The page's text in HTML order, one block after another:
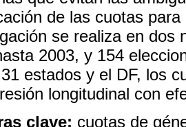
de las cuotas
se realiza en dos
2003, y 154
estados y el DF, los
longitudinal con
clave: cuotas de